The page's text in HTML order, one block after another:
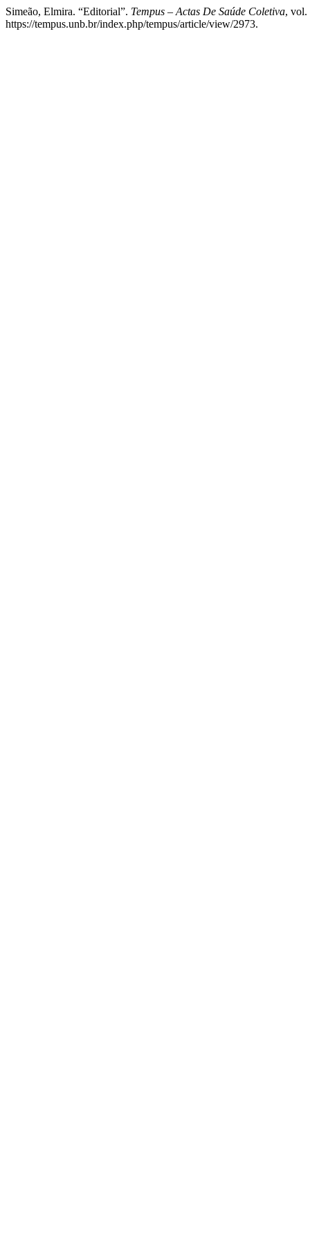
Simeão, Elmira. “Editorial”. Tempus – Actas De Saúde Coletiva, vol.
https://tempus.unb.br/index.php/tempus/article/view/2973.